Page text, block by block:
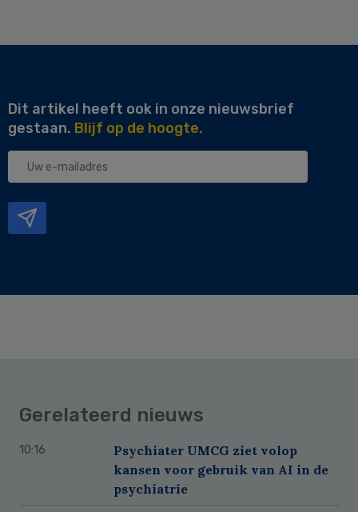
Dit artikel heeft ook in onze nieuwsbrief
gestaan. Blijf op de hoogte.
Uw
Gerelateerd nieuws
10:16
Psychiater UMCG ziet volop
kansen voor gebruik van AI in de
psychiatrie